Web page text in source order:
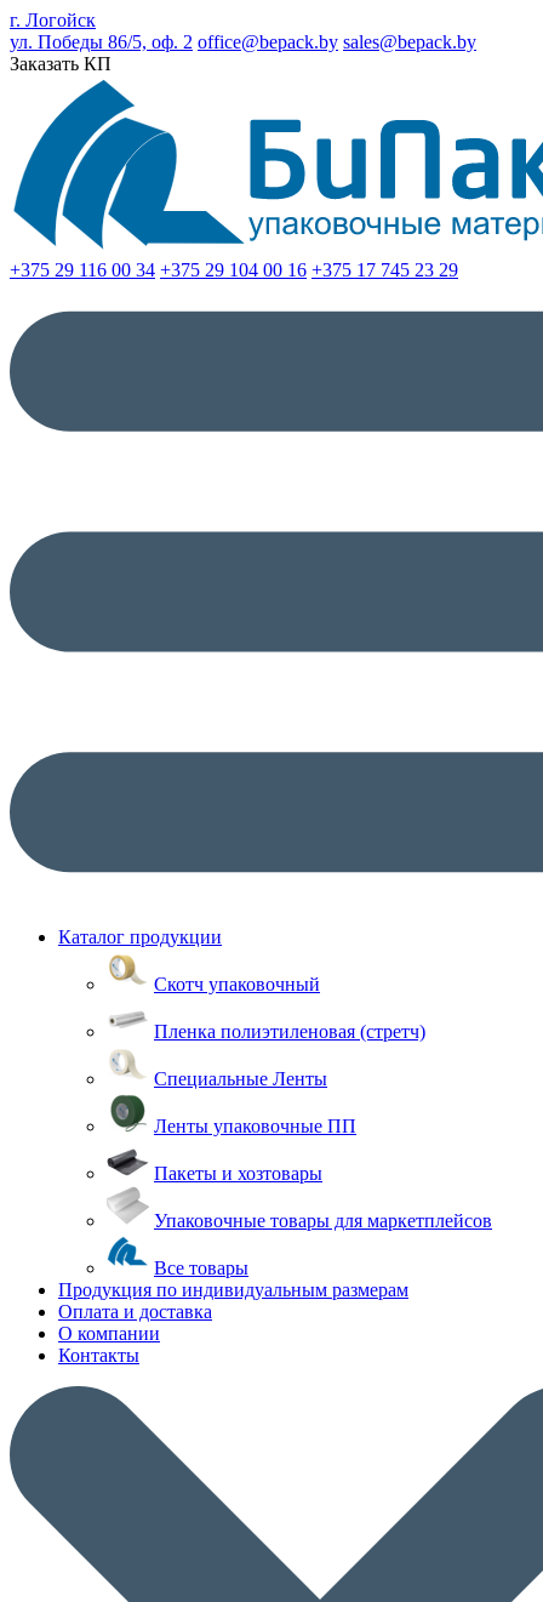
г. Логойск
ул. Победы 86/5, оф. 2 office@bepack.by sales@bepack.by
Заказать КП
+375 29 116 00 34 +375 29 104 00 16 +375 17 745 23 29
Каталог продукции
Скотч упаковочный
Пленка полиэтиленовая (стретч)
Специальные Ленты
Ленты упаковочные ПП
Пакеты и хозтовары
Упаковочные товары для маркетплейсов
Все товары
Продукция по индивидуальным размерам
Оплата и доставка
О компании
Контакты